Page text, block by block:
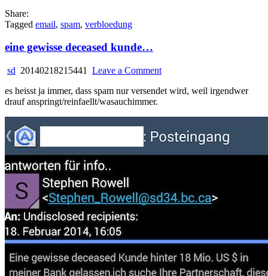
Share:
Tagged email, spam, verbloedung
eine gewisse deceased kunde…
sd 20140218215441 Leave a Commenton
gewisse
es heisst ja immer, dass spam nur versendet wird, weil irgendwer
drauf anspringt/reinfaellt/wasauchimmer.